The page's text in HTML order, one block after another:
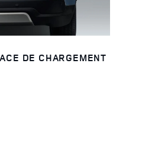
DE CHARGEMENT